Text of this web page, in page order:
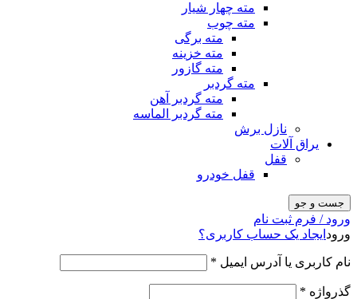
مته چهار شیار
مته چوب
مته برگی
مته خزینه
مته گازور
مته گردبر
مته گردبر آهن
مته گردبر الماسه
نازل برش
یراق آلات
قفل
قفل خودرو
جست و جو
ورود / فرم ثبت نام
ورود ایجاد یک حساب کاربری؟
نام کاربری یا آدرس ایمیل *
گذرواژه *